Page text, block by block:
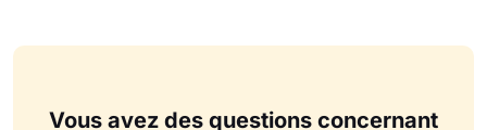
Vous avez des questions concernant